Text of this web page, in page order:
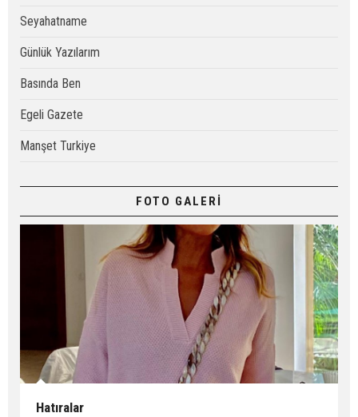
Seyahatname
Günlük Yazılarım
Basında Ben
Egeli Gazete
Manşet Turkiye
FOTO GALERİ
Hatıralar